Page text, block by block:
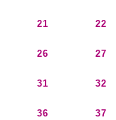
21 22
26 27
31 32
36 37